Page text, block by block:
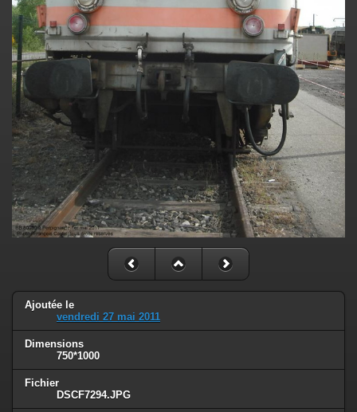
Ajoutée le
vendredi 27 mai 2011
Dimensions
750*1000
Fichier
DSCF7294.JPG